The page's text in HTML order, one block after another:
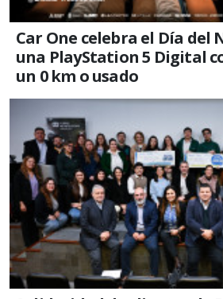
Car One celebra el Día del
una PlayStation 5 Digital
un 0 km o usado